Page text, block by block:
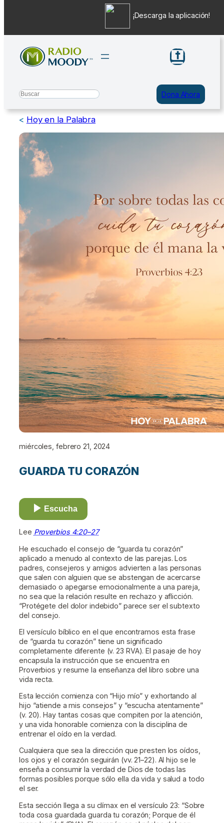
contenido
Search Dona Ahora
< Hoy en la Palabra
miércoles, febrero 21, 2024
GUARDA TU CORAZÓN
Escucha
Lee Proverbios 4:20–27
He escuchado el consejo de “guarda tu corazón”
aplicado a menudo al contexto de las parejas. Los
padres, consejeros y amigos advierten a las personas
que salen con alguien que se abstengan de acercarse
demasiado o apegarse emocionalmente a una pareja,
no sea que la relación resulte en rechazo y aflicción.
“Protégete del dolor indebido” parece ser el subtexto
del consejo.
El versículo bíblico en el que encontramos esta frase
de “guarda tu corazón” tiene un significado
completamente diferente (v. 23 RVA). El pasaje de hoy
encapsula la instrucción que se encuentra en
Proverbios y resume la enseñanza del libro sobre una
vida recta.
Esta lección comienza con “Hijo mío” y exhortando al
hijo “atiende a mis consejos” y “escucha atentamente”
(v. 20). Hay tantas cosas que compiten por la atención,
y una vida honorable comienza con la disciplina de
entrenar el oído en la verdad.
Cualquiera que sea la dirección que presten los oídos,
los ojos y el corazón seguirán (vv. 21–22). Al hijo se le
enseña a consumir la verdad de Dios de todas las
formas posibles porque sólo ella da vida y salud a todo
el ser.
Esta sección llega a su clímax en el versículo 23: “Sobre
toda cosa guardada guarda tu corazón; Porque de él
¡Descarga la aplicación!